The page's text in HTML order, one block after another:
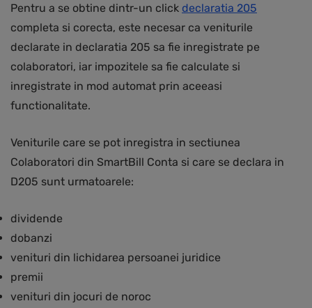
Pentru a se obtine dintr-un click declaratia 205
completa si corecta, este necesar ca veniturile
declarate in declaratia 205 sa fie inregistrate pe
colaboratori, iar impozitele sa fie calculate si
inregistrate in mod automat prin aceeasi
functionalitate.
Veniturile care se pot inregistra in sectiunea
Colaboratori din SmartBill Conta si care se declara in
D205 sunt urmatoarele:
dividende
dobanzi
venituri din lichidarea persoanei juridice
premii
venituri din jocuri de noroc